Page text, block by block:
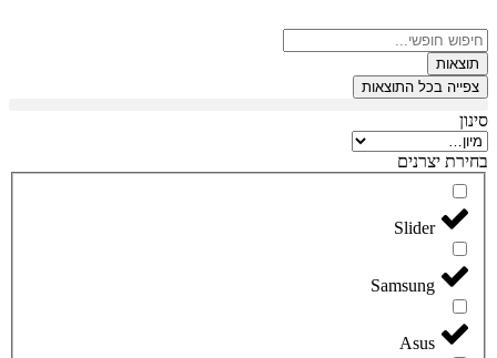
לתוכן
Search
...תוצאות
צפייה בכל התוצאות
סינון
בחירת יצרנים
Slider
Samsung
Asus